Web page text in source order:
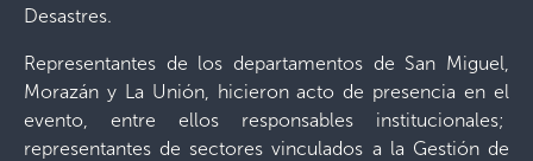
Desastres.
Representantes de los departamentos de San Miguel,
Morazán y La Unión, hicieron acto de presencia en el
evento, entre ellos responsables institucionales;
representantes de sectores vinculados a la Gestión de